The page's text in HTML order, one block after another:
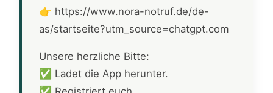
👉 https://www.nora-notruf.de/de-
as/startseite?utm_source=chatgpt.com
Unsere herzliche Bitte:
✅ Ladet die App herunter.